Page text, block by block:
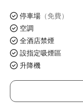
停車場 （免費）
空調
全酒店禁煙
設指定吸煙區
升降機